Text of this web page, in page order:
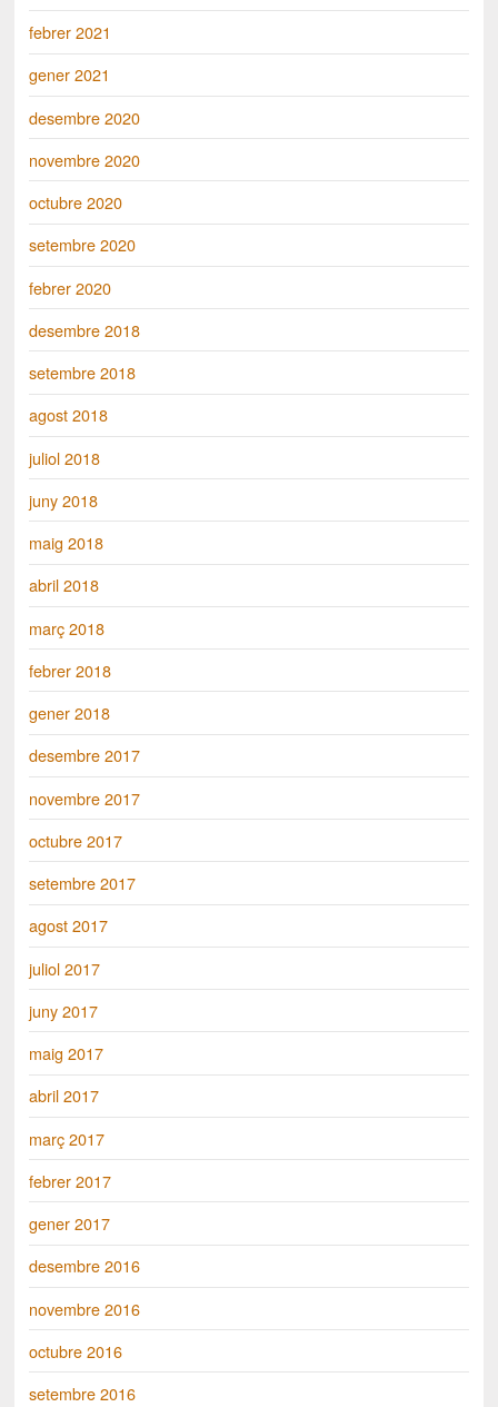
febrer 2021
gener 2021
desembre 2020
novembre 2020
octubre 2020
setembre 2020
febrer 2020
desembre 2018
setembre 2018
agost 2018
juliol 2018
juny 2018
maig 2018
abril 2018
març 2018
febrer 2018
gener 2018
desembre 2017
novembre 2017
octubre 2017
setembre 2017
agost 2017
juliol 2017
juny 2017
maig 2017
abril 2017
març 2017
febrer 2017
gener 2017
desembre 2016
novembre 2016
octubre 2016
setembre 2016